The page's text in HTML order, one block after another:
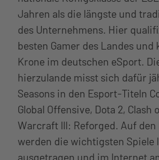
Jahren als die längste und
des Unternehmens. Hier
besten Gamer des Landes
Krone im deutschen eSport.
hierzulande misst sich dafür
Seasons in den Esport-Titeln
Global Offensive, Dota 2, Clash
Warcraft III: Reforged. Auf
werden die wichtigsten Spiele
ausgetragen und im Internet